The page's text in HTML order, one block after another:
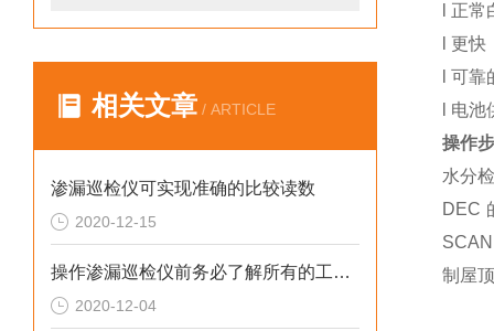
相关文章 / ARTICLE
渗漏巡检仪可实现准确的比较读数
2020-12-15
操作渗漏巡检仪前务必了解所有的工作原理
2020-12-04
正常
更快
可靠
电池
操作
水分
DEC
制屋